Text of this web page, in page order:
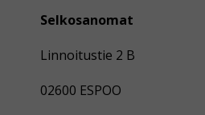
Selkosanomat
Linnoitustie 2 B
02600 ESPOO